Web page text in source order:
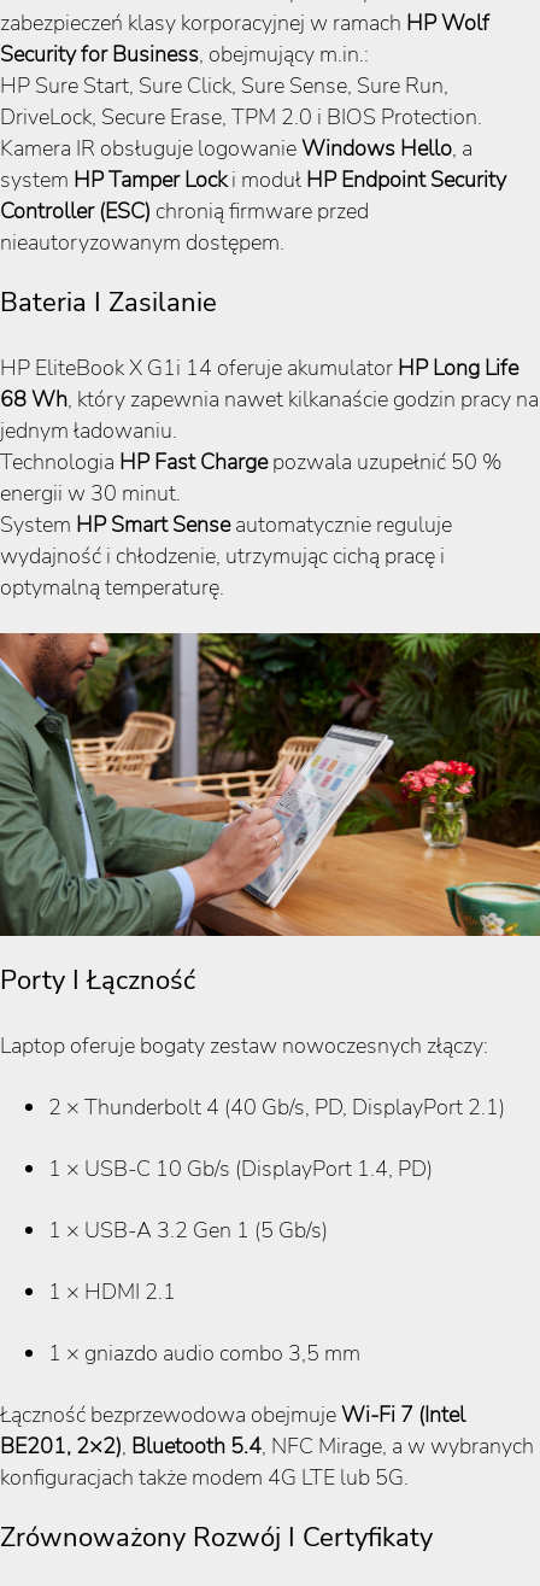
zabezpieczeń klasy korporacyjnej w ramach HP Wolf
Security for Business, obejmujący m.in.:
HP Sure Start, Sure Click, Sure Sense, Sure Run,
DriveLock, Secure Erase, TPM 2.0 i BIOS Protection.
Kamera IR obsługuje logowanieWindows Hello, a
system HP Tamper Locki moduł HP Endpoint Security
Controller (ESC) chronią firmware przed
nieautoryzowanym dostępem.
Bateria I Zasilanie
HP EliteBook X G1i 14 oferuje akumulator HP Long Life
68 Wh, który zapewnia nawet kilkanaście godzin pracy na
jednym ładowaniu.
Technologia HP Fast Chargepozwala uzupełnić 50 %
energii w 30 minut.
System HP Smart Senseautomatycznie reguluje
wydajność i chłodzenie, utrzymując cichą pracę i
optymalną temperaturę.
Porty I Łączność
Laptop oferuje bogaty zestaw nowoczesnych złączy:
2 × Thunderbolt 4 (40 Gb/s, PD, DisplayPort 2.1)
1 × USB-C 10 Gb/s (DisplayPort 1.4, PD)
1 × USB-A 3.2 Gen 1 (5 Gb/s)
1 × HDMI 2.1
1 × gniazdo audio combo 3,5 mm
Łączność bezprzewodowa obejmujeWi-Fi 7 (Intel
BE201, 2×2), Bluetooth 5.4, NFC Mirage, a w wybranych
konfiguracjach także modem 4G LTE lub 5G.
Zrównoważony Rozwój I Certyfikaty